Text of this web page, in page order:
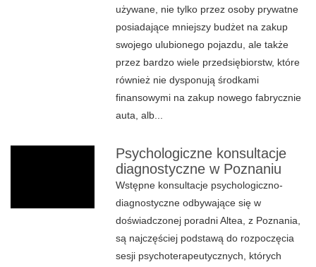
używane, nie tylko przez osoby prywatne
posiadające mniejszy budżet na zakup
swojego ulubionego pojazdu, ale także
przez bardzo wiele przedsiębiorstw, które
również nie dysponują środkami
finansowymi na zakup nowego fabrycznie
auta, alb...
Psychologiczne konsultacje
diagnostyczne w Poznaniu
Wstępne konsultacje psychologiczno-
diagnostyczne odbywające się w
doświadczonej poradni Altea, z Poznania,
są najczęściej podstawą do rozpoczęcia
sesji psychoterapeutycznych, których